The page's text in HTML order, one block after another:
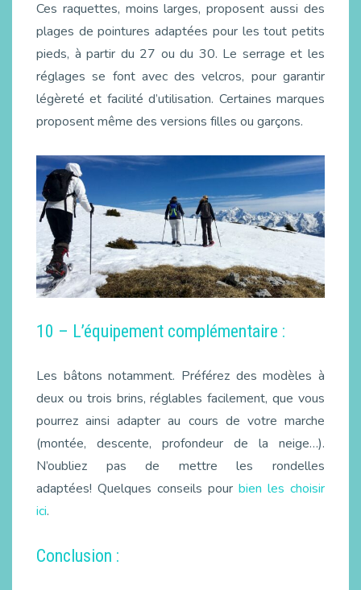
Ces raquettes, moins larges, proposent aussi des
plages de pointures adaptées pour les tout petits
pieds, à partir du 27 ou du 30. Le serrage et les
réglages se font avec des velcros, pour garantir
légèreté et facilité d’utilisation. Certaines marques
proposent même des versions filles ou garçons.
10 – L’équipement complémentaire :
Les bâtons notamment. Préférez des modèles à
deux ou trois brins, réglables facilement, que vous
pourrez ainsi adapter au cours de votre marche
(montée, descente, profondeur de la neige…).
N’oubliez pas de mettre les rondelles
adaptées! Quelques conseils pour bien les choisir
ici.
Conclusion :